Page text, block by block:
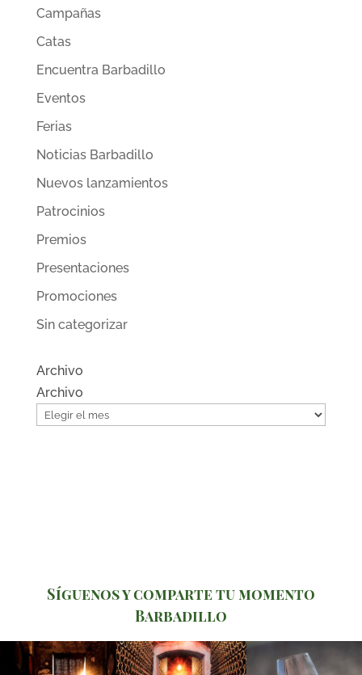
Campañas
Catas
Encuentra Barbadillo
Eventos
Ferias
Noticias Barbadillo
Nuevos lanzamientos
Patrocinios
Premios
Presentaciones
Promociones
Sin categorizar
Archivo
Archivo
Síguenos y comparte tu momento
Barbadillo